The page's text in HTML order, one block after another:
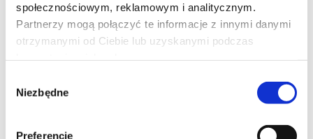
społecznościowym, reklamowym i analitycznym.
Partnerzy mogą połączyć te informacje z innymi danymi
otrzymanymi od Ciebie lub uzyskanymi podczas
zgody
Niezbędne
Preferencje
Ojczyzna
Niemcy/Polska/Włochy 2026, dramat, 82 min, od 15 lat
Nagrody Nobla w dziedzinie literatury, a jego córką Eriką – aktorką,
pisarką i kierowczynią rajdową. Akcja rozgrywa się w okresie